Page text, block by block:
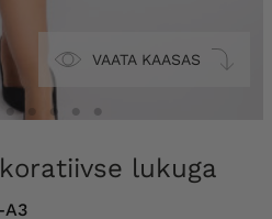
VAATA KAASAS
lukuga
A3